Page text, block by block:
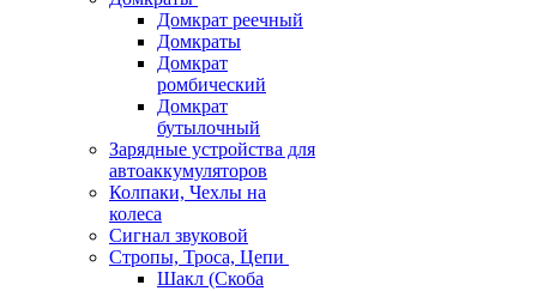
Домкрат реечный
Домкраты
Домкрат
ромбический
Домкрат
бутылочный
Зарядные устройства для
автоаккумуляторов
Колпаки, Чехлы на
колеса
Сигнал звуковой
Стропы, Троса, Цепи
Шакл (Скоба